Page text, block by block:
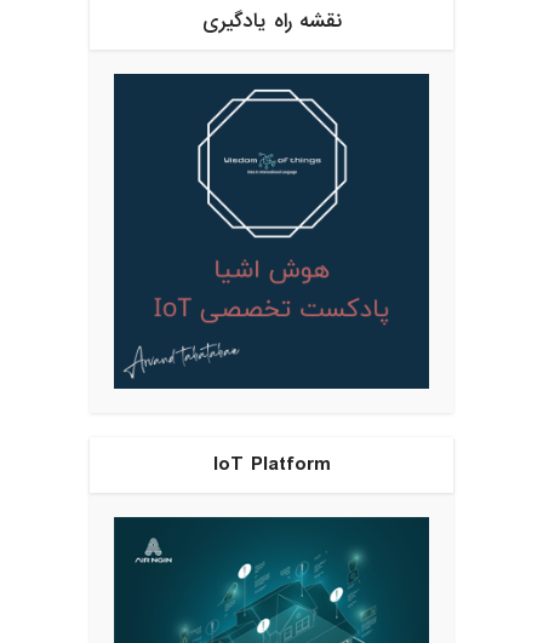
نقشه راه یادگیری
IoT Platform